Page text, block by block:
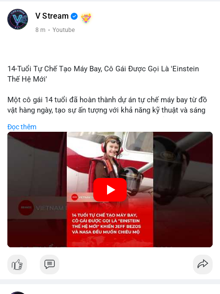
V Stream
8 m · Youtube
14-Tuổi Tự Chế Tạo Máy Bay, Cô Gái Được Gọi Là 'Einstein
Thế Hệ Mới'
Một cô gái 14 tuổi đã hoàn thành dự án tự chế máy bay từ đồ
vật hàng ngày, tạo sự ấn tượng với khả năng kỹ thuật và sáng
trình cô girl thiết kế, sản xuất và thử nghiệm máy bay, được
nhiều người so sánh với trí tuệ của Einstein. Thành tựu này
không chỉ thể hiện khả năng học tập nhanh chóng mà còn thể
hiện tiềm năng của thế hệ trẻ trong lĩnh vực công nghệ. Mặc dù
chưa liên quan trực tiếp đến tài chính hoặc crypto, sự phát
triển của công nghệ mới thường tạo cơ hội đầu tư hoặc ứng
dụng trong các lĩnh vực số hóa.
🎥 Xem video trực tiếp tại:
Nguồn: KIEN THUC KINH TE
Đọc thêm